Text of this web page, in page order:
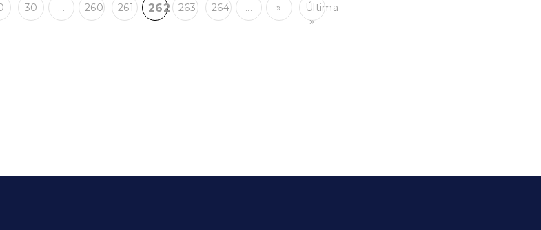
30 ... 260 261 262 263 264 ... »
Última
»